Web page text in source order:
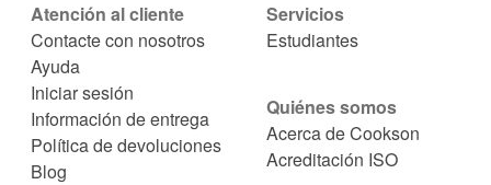
Atención al cliente
Contacte con nosotros
Ayuda
Iniciar sesión
Información de entrega
Política de devoluciones
Blog
Servicios
Estudiantes
Quiénes somos
Acerca de Cookson
Acreditación ISO